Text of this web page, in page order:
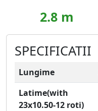
2.8 m
SPECIFICATII
Lungime
Latime(with
23x10.50-12 roti)